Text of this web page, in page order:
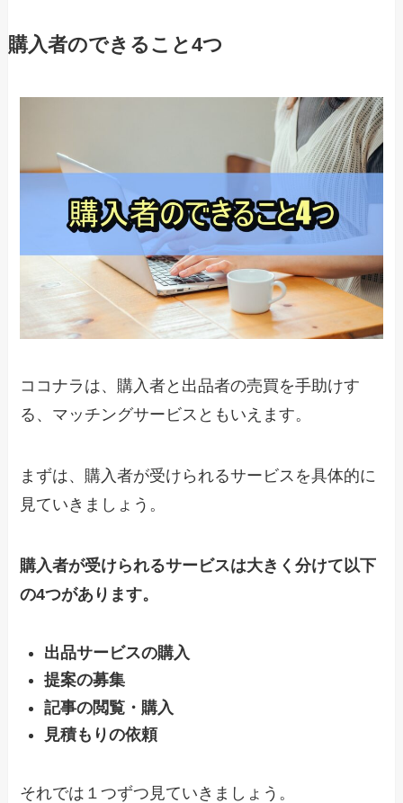
購入者のできること4つ
ココナラは、購入者と出品者の売買を手助けす
る、マッチングサービスともいえます。
まずは、購入者が受けられるサービスを具体的に
見ていきましょう。
購入者が受けられるサービスは大きく分けて以下
の4つがあります。
出品サービスの購入
提案の募集
記事の閲覧・購入
見積もりの依頼
それでは１つずつ見ていきましょう。